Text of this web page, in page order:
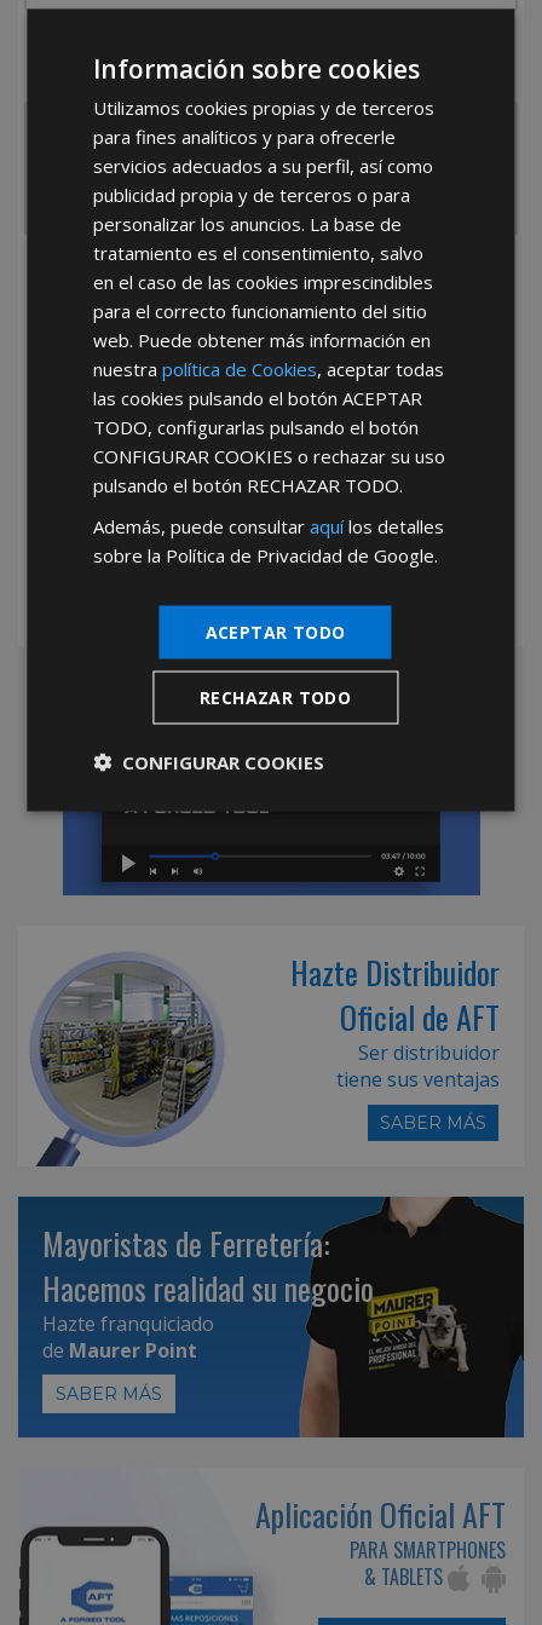
España
Portugal Otros
He leído y acepto laPolítica de Privacidad
*Abstenerse particulares, sólo venta a tiendas y empresas minoristas y
Hazte Distribuidor
Oficial de AFT
Ser distribuidor
tiene sus ventajas
SABER MÁS
Mayoristas de Ferretería:
Hacemos realidad su negocio
Hazte franquiciado
de Maurer Point
SABER MÁS
Aplicación Oficial AFT
PARA SMARTPHONES
& TABLETS
Información sobre cookies
Utilizamos cookies propias y de terceros
para fines analíticos y para ofrecerle
servicios adecuados a su perfil, así como
publicidad propia y de terceros o para
personalizar los anuncios. La base de
tratamiento es el consentimiento, salvo
en el caso de las cookies imprescindibles
para el correcto funcionamiento del sitio
web. Puede obtener más información en
nuestrapolítica de Cookies, aceptar todas
las cookies pulsando el botónACEPTAR
TODO, configurarlas pulsando el botón
CONFIGURAR COOKIES o rechazar su uso
pulsando el botón RECHAZAR TODO.
Además, puede consultaraquílos detalles
sobre la Política de Privacidad de Google.
ACEPTAR TODO
RECHAZAR TODO
CONFIGURAR COOKIES